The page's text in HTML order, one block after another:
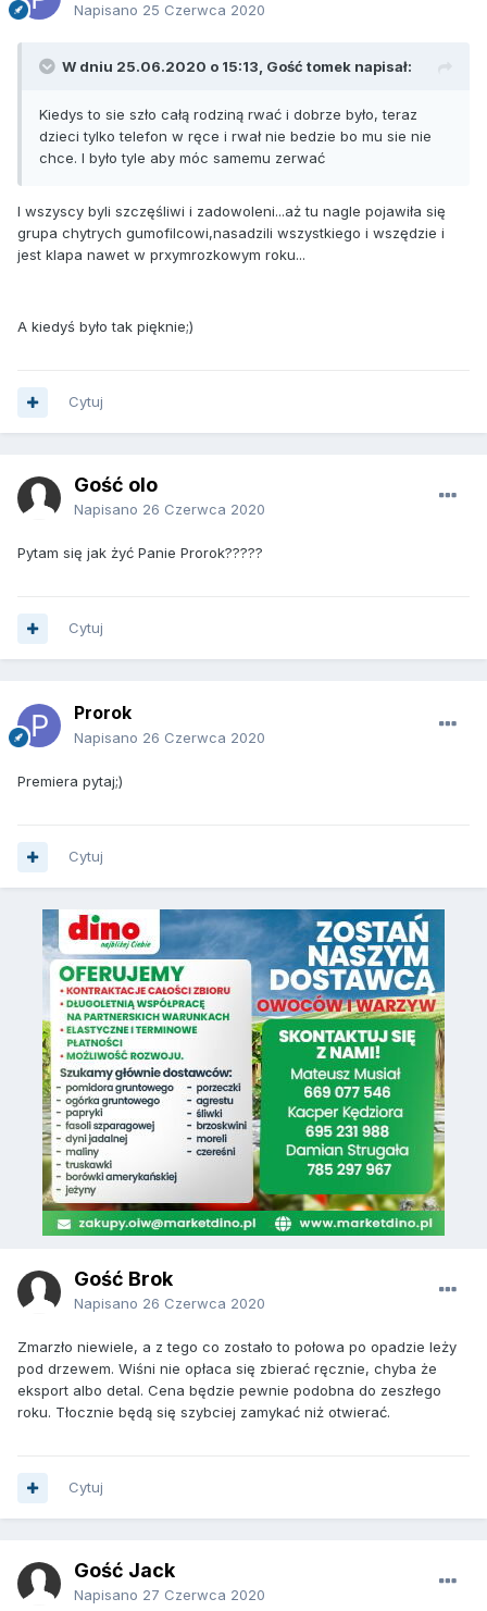
Napisano 25 Czerwca 2020
W dniu 25.06.2020 o 15:13, Gość tomek napisał:
Kiedys to sie szło całą rodziną rwać i dobrze było, teraz
dzieci tylko telefon w ręce i rwał nie bedzie bo mu sie nie
chce. I było tyle aby móc samemu zerwać
I wszyscy byli szczęśliwi i zadowoleni...aż tu nagle pojawiła się
grupa chytrych gumofilcowi,nasadzili wszystkiego i wszędzie i
jest klapa nawet w prxymrozkowym roku...
A kiedyś było tak pięknie;)
Cytuj
Gość olo
Napisano 26 Czerwca 2020
Pytam się jak żyć Panie Prorok?????
Cytuj
Prorok
Napisano 26 Czerwca 2020
Premiera pytaj;)
Cytuj
Gość Brok
Napisano 26 Czerwca 2020
Zmarzło niewiele, a z tego co zostało to połowa po opadzie leży
pod drzewem. Wiśni nie opłaca się zbierać ręcznie, chyba że
eksport albo detal. Cena będzie pewnie podobna do zeszłego
roku. Tłocznie będą się szybciej zamykać niż otwierać.
Cytuj
Gość Jack
Napisano 27 Czerwca 2020